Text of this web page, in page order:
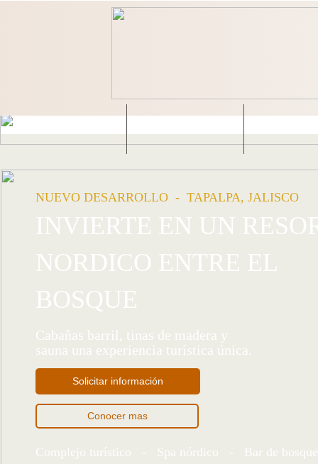
NUEVO DESARROLLO - TAPALPA, JALISCO
INVIERTE EN UN
NORDICO ENTRE EL
BOSQUE
Cabañas barril, tinas de madera y
sauna una experiencia turística única.
Complejo turístico - Spa nórdico - Bar de
Conocer mas
Solicitar información